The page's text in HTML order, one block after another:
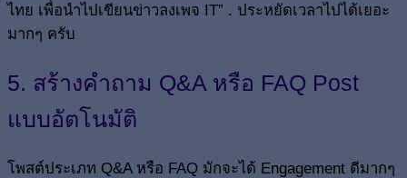
ไทย เพื่อนำไปเขียนข่าวลงเพจ IT” . ประหยัดเวลาไปได้เยอะ
มากๆ ครับ
5. สร้างคำถาม Q&A หรือ FAQ Post
แบบอัตโนมัติ
โพสต์ประเภท Q&A หรือ FAQ มักจะได้ Engagement ดีมากๆ